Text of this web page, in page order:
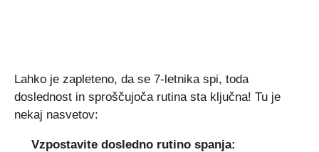
Lahko je zapleteno, da se 7-letnika spi, toda
doslednost in sproščujoča rutina sta ključna! Tu je
nekaj nasvetov:
Vzpostavite dosledno rutino spanja: